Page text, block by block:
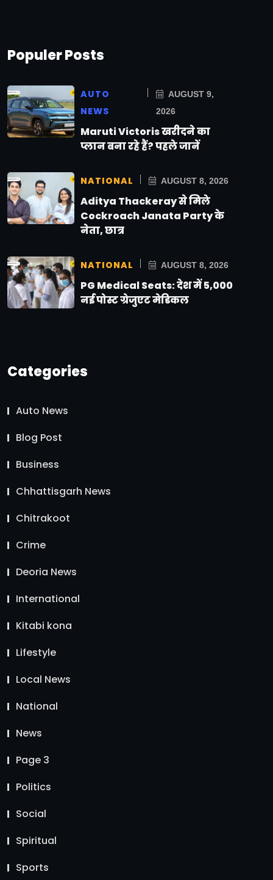
Populer Posts
AUTO
NEWS
AUGUST 9,
2026
Maruti Victoris खरीदने का
प्लान बना रहे हैं? पहले जानें
NATIONAL AUGUST 8, 2026
Aditya Thackeray से मिले
Cockroach Janata Party के
नेता, छात्र
NATIONAL AUGUST 8, 2026
PG Medical Seats: देश में 5,000
नई पोस्ट ग्रेजुएट मेडिकल
Categories
Auto News
Blog Post
Business
Chhattisgarh News
Chitrakoot
Crime
Deoria News
International
Kitabi kona
Lifestyle
Local News
National
News
Page 3
Politics
Social
Spiritual
Sports